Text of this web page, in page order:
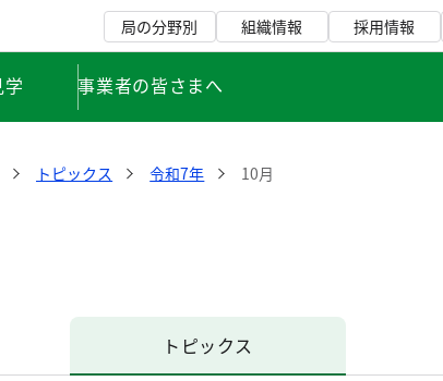
局の分野別 組織情報 採用情報
事業者の皆さまへ
トピックス 令和7年 10月
トピックス